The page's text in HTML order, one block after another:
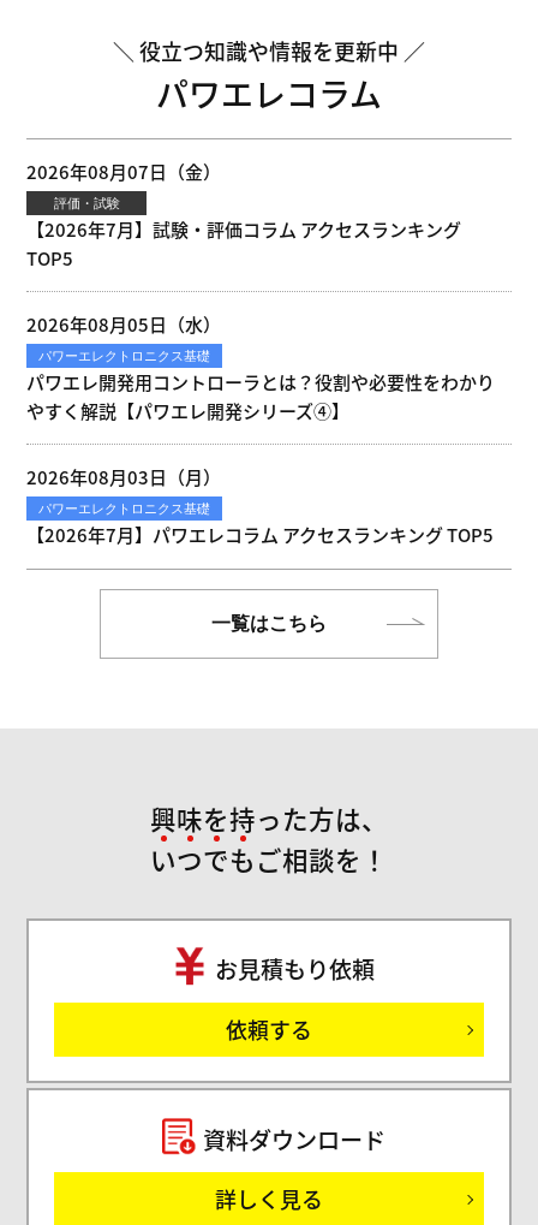
役立つ知識や情報を更新中
パワエレコラム
2026年08月07日（金）
評価・試験
【2026年7月】試験・評価コラム アクセスランキング
TOP5
2026年08月05日（水）
パワーエレクトロニクス基礎
パワエレ開発用コントローラとは？役割や必要性をわかり
やすく解説【パワエレ開発シリーズ④】
2026年08月03日（月）
パワーエレクトロニクス基礎
【2026年7月】パワエレコラム アクセスランキング TOP5
一覧はこちら
興味を持った方は、
いつでもご相談を！
お見積もり依頼
依頼する
資料ダウンロード
詳しく見る